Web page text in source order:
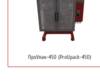
ПроУпак-450 (ProUpack-450)